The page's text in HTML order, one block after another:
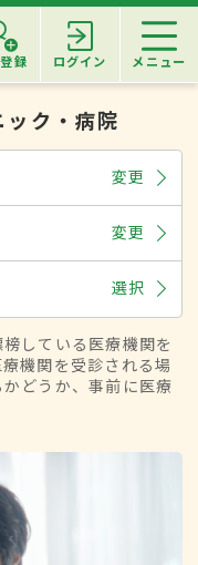
録 ログイン メニュー
ック・病院
変更
変更
選択
している医療機関を
機関を受診される場
どうか、事前に医療